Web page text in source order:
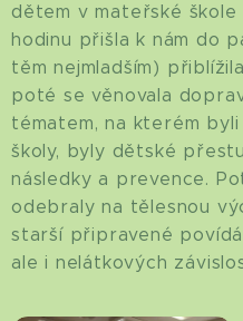
dětem v mateřské
hodinu přišla k nám do
těm nejmladším)
poté se věnovala
tématem, na kterém
školy, byly dětské
následky a prevence.
odebraly na tělesnou
starší připravené
ale i nelátkových